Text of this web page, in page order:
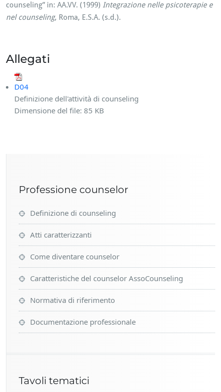
counseling” in: AA.VV. (1999) Integrazione nelle psicoterapie e
nel counseling, Roma, E.S.A. (s.d.).
Allegati
D04
Definizione dell'attività di counseling
Dimensione del file: 85 KB
Professione counselor
Definizione di counseling
Atti caratterizzanti
Come diventare counselor
Caratteristiche del counselor AssoCounseling
Normativa di riferimento
Documentazione professionale
Tavoli tematici